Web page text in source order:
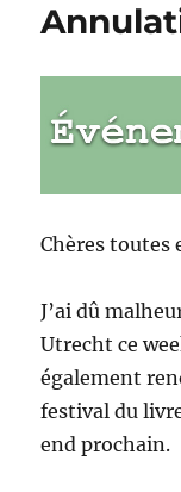
Chères toutes
J’ai dû
Utrecht ce
également
festival du
end prochain.